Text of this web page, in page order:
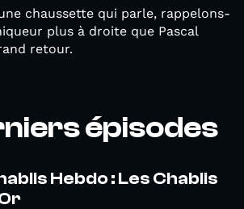
chaussette qui parle, rappelons-
plus à droite que Pascal
retour.
épisodes
Hebdo : Les Chablis